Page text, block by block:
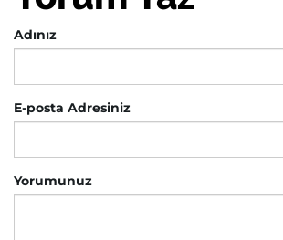
Adınız
E-posta Adresiniz
Yorumunuz